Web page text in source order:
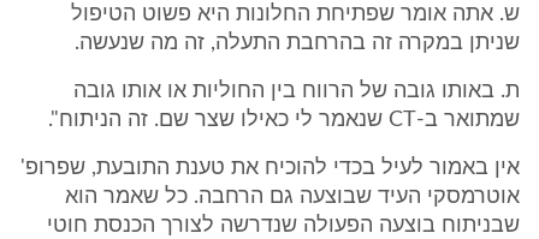
ש. אתה אומר שפתיחת החלונות היא פשוט הטיפול
שניתן במקרה זה בהרחבת התעלה, זה מה שנעשה.
ת. באותו גובה של הרווח בין החוליות או אותו גובה
שמתואר ב-CT שנאמר לי כאילו שצר שם. זה הניתוח".
אין באמור לעיל בכדי להוכיח את טענת התובעת, שפרופ'
אוטרמסקי העיד שבוצעה גם הרחבה. כל שאמר הוא
שבניתוח בוצעה הפעולה שנדרשה לצורך הכנסת חוטי